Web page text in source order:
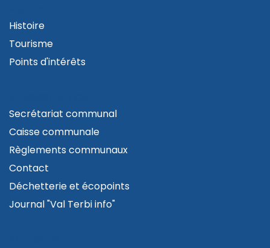
Histoire
Tourisme
Points d'intérêts
Secrétariat communal
Caisse communale
Règlements communaux
Contact
Déchetterie et écopoints
Journal "Val Terbi info"